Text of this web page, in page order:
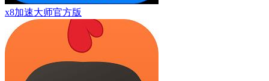
x8加速大师官方版